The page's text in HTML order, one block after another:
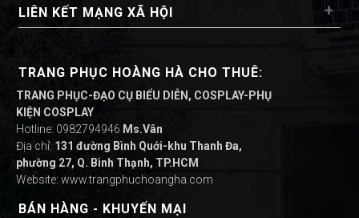
LIÊN KẾT MẠNG XÃ HỘI +
TRANG PHỤC HOÀNG HÀ CHO THUÊ:
TRANG PHỤC-ĐẠO CỤ BIỂU DIỄN, COSPLAY-PHỤ
KIỆN COSPLAY
Hotline: 0982794946 Ms.Vân
Địa chỉ: 131 đường Bình Quới-khu Thanh Đa,
phường 27, Q. Bình Thạnh, TP.HCM
Website: www.trangphuchoangha.com
BÁN HÀNG - KHUYẾN MẠI